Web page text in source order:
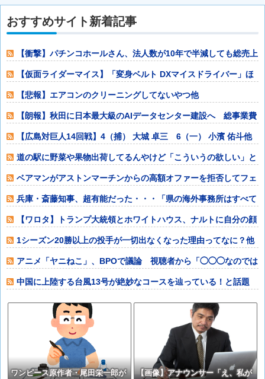
おすすめサイト新着記事
【衝撃】パチンコホールさん、法人数が10年で半減しても総売上
高12兆43
【仮面ライダーマイス】「変身ベルト DXマイスドライバー」ほ
か【玩具情報
【悲報】エアコンのクリーニングしてないやつ他
【朗報】秋田に日本最大級のAIデータセンター建設へ 総事業費
2兆円、UA
【広島対巨人14回戦】4（捕） 大城 卓三 6（一） 小濱 佑斗他
道の駅に野菜や果物出荷してるんやけど「こういうの欲しい」と
かある？他
ベアマンがアストンマーチンからの高額オファーを拒否してフェ
ラーリ（FDA
兵庫・斎藤知事、超有能だった・・・「県の海外事務所はすべて
閉鎖で。直営す
【ワロタ】トランプ大統領とホワイトハウス、ナルトに自分の顔
を合成して投稿
1シーズン20勝以上の投手が一切出なくなった理由ってなに？他
アニメ「ヤニねこ」、BPOで議論 視聴者から「◯◯◯なのでは
ないか」との
中国に上陸する台風13号が絶妙なコースを辿っている！と話題
ワンピース原作者・尾田栄一郎が
【画像】アナウンサー「え、私が